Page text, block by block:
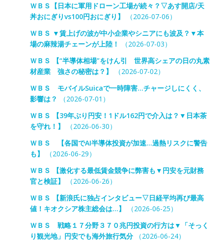
ＷＢＳ【日本に軍用ドローン工場が続々？▽あす開店/天
丼おにぎりvs100円おにぎり】
（2026-07-06）
ＷＢＳ ▼賃上げの波が中小企業やシニアにも波及？▼本
場の麻辣湯チェーンが上陸！
（2026-07-03）
ＷＢＳ 【“半導体相場”をけん引 世界高シェアの日の丸素
材産業 強さの秘密は？】
（2026-07-02）
ＷＢＳ モバイルSuicaで一時障害…チャージしにくく、
影響は？
（2026-07-01）
ＷＢＳ 【39年ぶり円安！1ドル162円で介入は？▼日本茶
を守れ！】
（2026-06-30）
ＷＢＳ 【各国でAI半導体投資が加速…過熱リスクに警告
も】
（2026-06-29）
ＷＢＳ 【激化する最低賃金競争に弊害も▼円安を元財務
官と検証】
（2026-06-26）
ＷＢＳ 【新浪氏に独占インタビュー▽日経平均再び最高
値！キオクシア株主総会は…】
（2026-06-25）
ＷＢＳ 戦略１７分野３７０兆円投資の行方は▼「そっく
り観光地」円安でも海外旅行気分（2026-06-24）